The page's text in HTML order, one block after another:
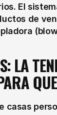
El
de
LA